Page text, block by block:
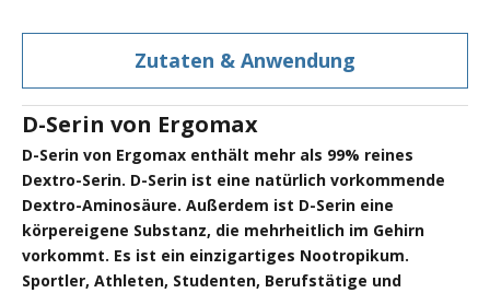
Zutaten & Anwendung
D-Serin von Ergomax
D-Serin von Ergomax enthält mehr als 99% reines
Dextro-Serin. D-Serin ist eine natürlich vorkommende
Dextro-Aminosäure. Außerdem ist D-Serin eine
körpereigene Substanz, die mehrheitlich im Gehirn
vorkommt. Es ist ein einzigartiges Nootropikum.
Sportler, Athleten, Studenten, Berufstätige und